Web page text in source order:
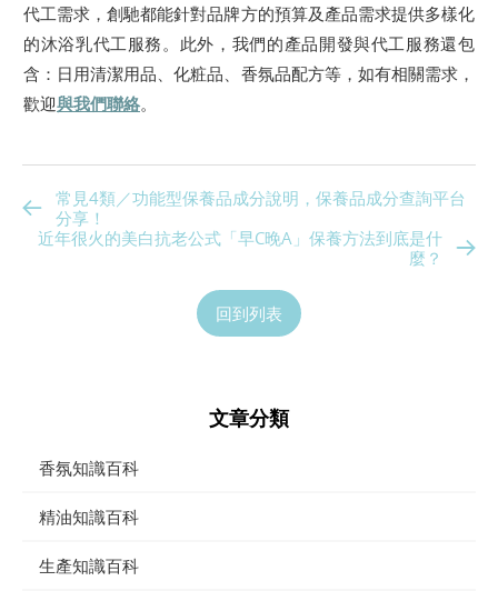
代工需求，創馳都能針對品牌方的預算及產品需求提供多樣化
的沐浴乳代工服務。此外，我們的產品開發與代工服務還包
含：日用清潔用品、化粧品、香氛品配方等，如有相關需求，
歡迎與我們聯絡。
常見4類／功能型保養品成分說明，保養品成分查詢平台
分享！
近年很火的美白抗老公式「早C晚A」保養方法到底是什
麼？
回到列表
文章分類
香氛知識百科
精油知識百科
生產知識百科